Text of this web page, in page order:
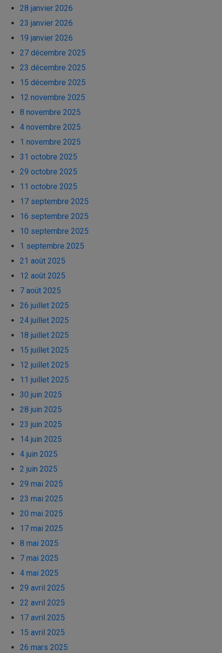
28 janvier 2026
23 janvier 2026
19 janvier 2026
27 décembre 2025
23 décembre 2025
15 décembre 2025
12 novembre 2025
8 novembre 2025
4 novembre 2025
1 novembre 2025
31 octobre 2025
29 octobre 2025
11 octobre 2025
17 septembre 2025
16 septembre 2025
10 septembre 2025
1 septembre 2025
21 août 2025
12 août 2025
7 août 2025
26 juillet 2025
24 juillet 2025
18 juillet 2025
15 juillet 2025
12 juillet 2025
11 juillet 2025
30 juin 2025
28 juin 2025
23 juin 2025
14 juin 2025
4 juin 2025
2 juin 2025
29 mai 2025
23 mai 2025
20 mai 2025
17 mai 2025
8 mai 2025
7 mai 2025
4 mai 2025
29 avril 2025
22 avril 2025
17 avril 2025
15 avril 2025
26 mars 2025